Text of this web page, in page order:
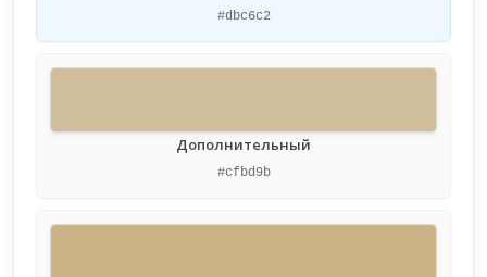
#dbc6c2
Дополнительный
#cfbd9b